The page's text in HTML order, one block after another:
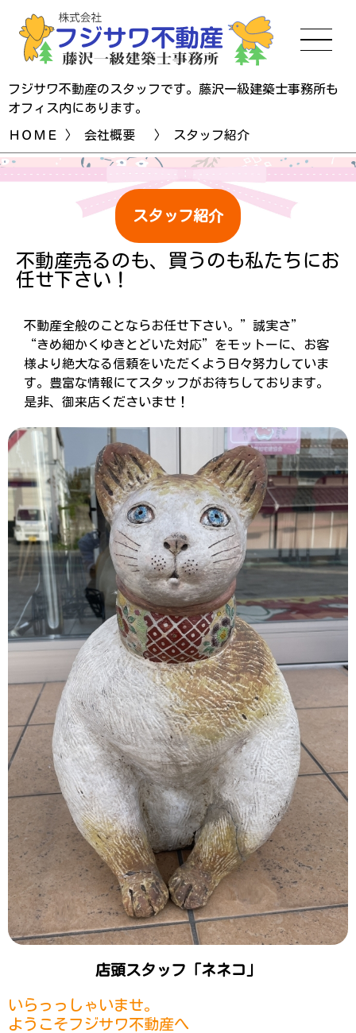
フジサワ不動産のスタッフです。藤沢一級建築士事務所も
オフィス内にあります。
ＨＯＭＥ 〉 会社概要 〉 スタッフ紹介
スタッフ紹介
不動産売るのも、買うのも私たちにお
任せ下さい！
不動産全般のことならお任せ下さい。”誠実さ”
“きめ細かくゆきとどいた対応”をモットーに、お客
様より絶大なる信頼をいただくよう日々努力していま
す。豊富な情報にてスタッフがお待ちしております。
是非、御来店くださいませ！
店頭スタッフ「ネネコ」
いらっっしゃいませ。
ようこそフジサワ不動産へ